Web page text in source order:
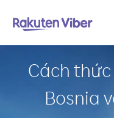
Cách
Bosnia